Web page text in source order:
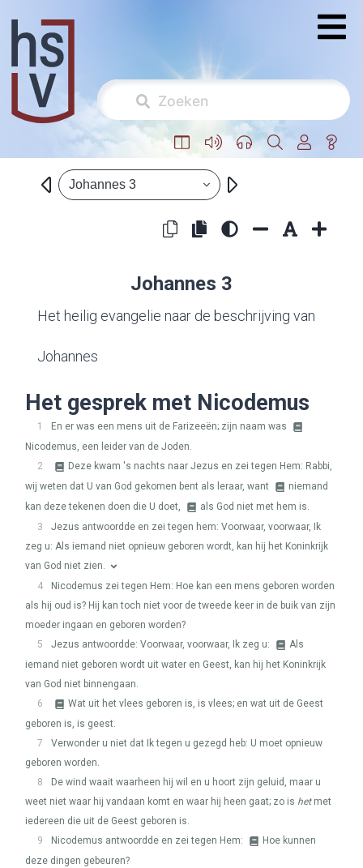
Johannes 3
Johannes 3
Het heilig evangelie naar de beschrijving van
Johannes
Het gesprek met Nicodemus
1
En er was een mens uit de Farizeeën; zijn naam was
Nicodemus, een leider van de Joden.
2
Deze kwam 's nachts naar Jezus en zei tegen Hem: Rabbi,
wij weten dat U van God gekomen bent als leraar, want
niemand
kan deze tekenen doen die U doet,
als God niet met hem is.
3
Jezus antwoordde en zei tegen hem: Voorwaar, voorwaar, Ik
zeg u: Als iemand niet opnieuw geboren wordt, kan hij het Koninkrijk
van God niet zien.
4
Nicodemus zei tegen Hem: Hoe kan een mens geboren worden
als hij oud is? Hij kan toch niet voor de tweede keer in de buik van zijn
moeder ingaan en geboren worden?
5
Jezus antwoordde: Voorwaar, voorwaar, Ik zeg u:
Als
iemand niet geboren wordt uit water en Geest, kan hij het Koninkrijk
van God niet binnengaan.
6
Wat uit het vlees geboren is, is vlees; en wat uit de Geest
geboren is, is geest.
7
Verwonder u niet dat Ik tegen u gezegd heb: U moet opnieuw
geboren worden.
8
De wind waait waarheen hij wil en u hoort zijn geluid, maar u
weet niet waar hij vandaan komt en waar hij heen gaat; zo is hetmet
iedereen die uit de Geest geboren is.
9
Nicodemus antwoordde en zei tegen Hem:
Hoe kunnen
deze dingen gebeuren?